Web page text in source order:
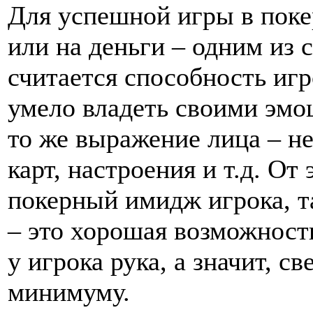
Для успешной игры в
или на деньги – одним из
считается способность
умело владеть своими
то же выражение лица –
карт, настроения и т.д. От
покерный имидж игрока,
– это хорошая
у игрока рука, а значит,
минимуму.